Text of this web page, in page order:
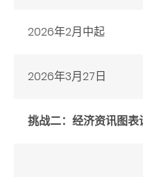
2026年2月中起
2026年3月27日
挑战二：经济资讯图